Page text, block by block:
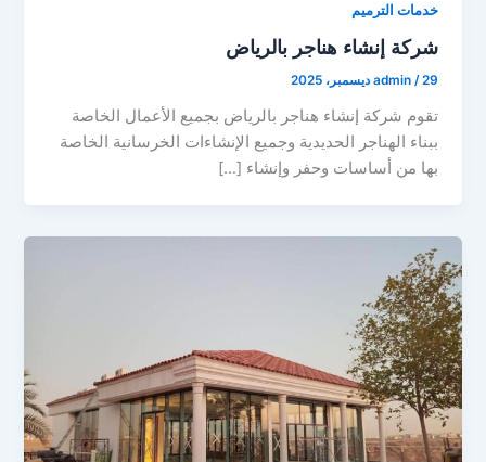
خدمات الترميم
شركة إنشاء هناجر بالرياض
admin /29 ديسمبر، 2025
تقوم شركة إنشاء هناجر بالرياض بجميع الأعمال الخاصة
ببناء الهناجر الحديدية وجميع الإنشاءات الخرسانية الخاصة
بها من أساسات وحفر وإنشاء […]